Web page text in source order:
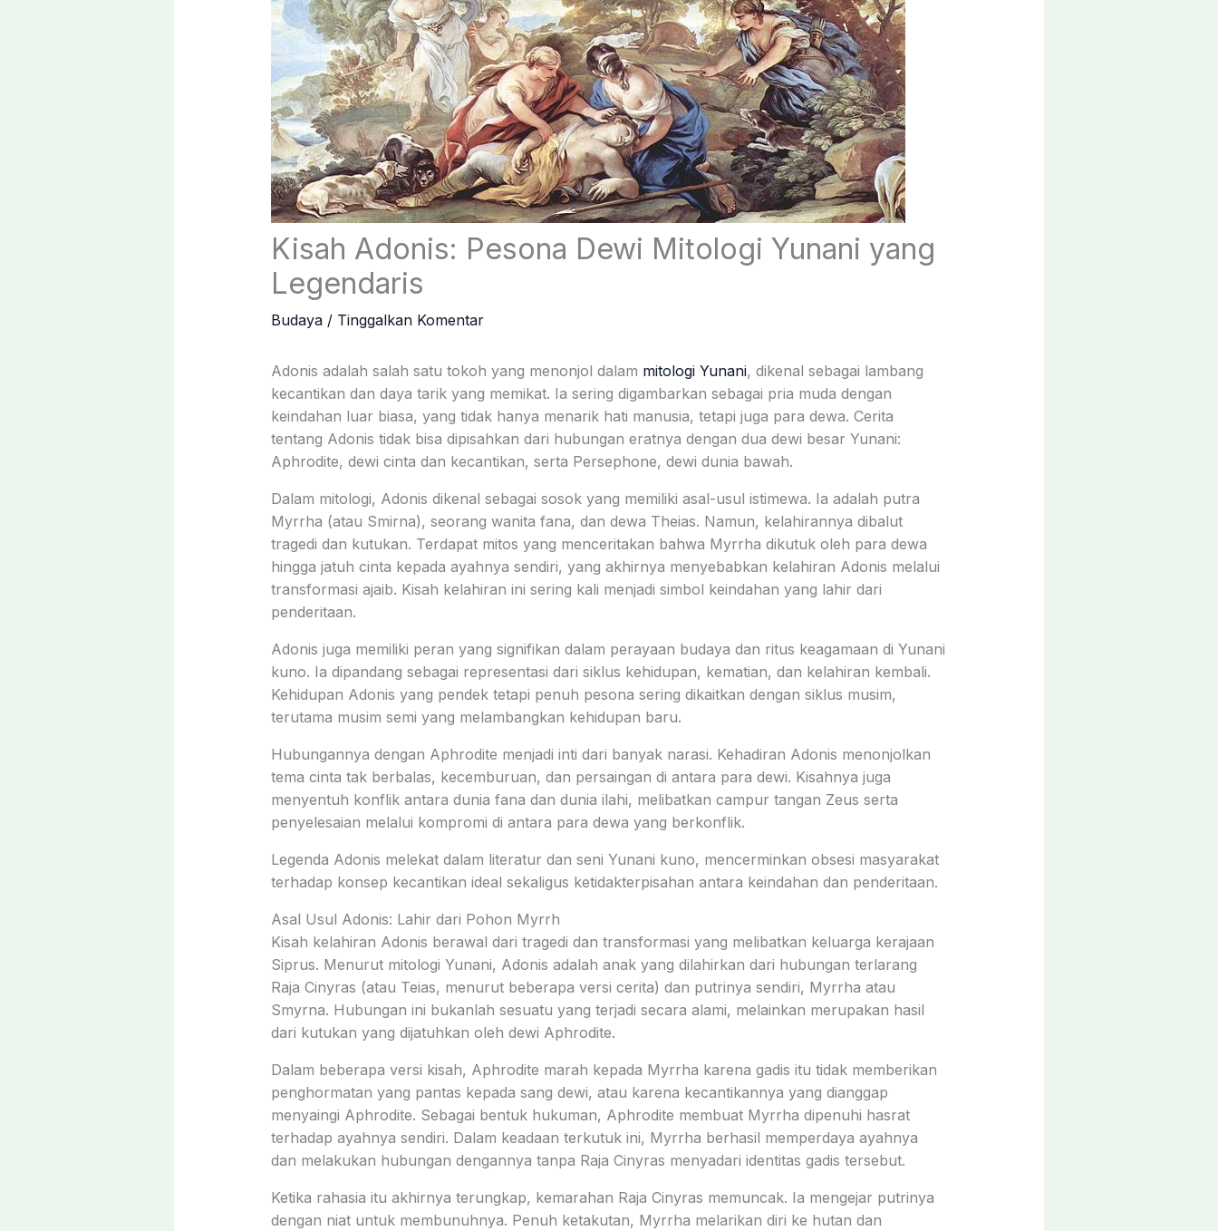
Kisah Adonis: Pesona Dewi Mitologi Yunani yang
Legendaris
Budaya/ Tinggalkan Komentar
Adonis adalah salah satu tokoh yang menonjol dalam mitologi Yunani, dikenal sebagai lambang
kecantikan dan daya tarik yang memikat. Ia sering digambarkan sebagai pria muda dengan
keindahan luar biasa, yang tidak hanya menarik hati manusia, tetapi juga para dewa. Cerita
tentang Adonis tidak bisa dipisahkan dari hubungan eratnya dengan dua dewi besar Yunani:
Aphrodite, dewi cinta dan kecantikan, serta Persephone, dewi dunia bawah.
Dalam mitologi, Adonis dikenal sebagai sosok yang memiliki asal-usul istimewa. Ia adalah putra
Myrrha (atau Smirna), seorang wanita fana, dan dewa Theias. Namun, kelahirannya dibalut
tragedi dan kutukan. Terdapat mitos yang menceritakan bahwa Myrrha dikutuk oleh para dewa
hingga jatuh cinta kepada ayahnya sendiri, yang akhirnya menyebabkan kelahiran Adonis melalui
transformasi ajaib. Kisah kelahiran ini sering kali menjadi simbol keindahan yang lahir dari
penderitaan.
Adonis juga memiliki peran yang signifikan dalam perayaan budaya dan ritus keagamaan di Yunani
kuno. Ia dipandang sebagai representasi dari siklus kehidupan, kematian, dan kelahiran kembali.
Kehidupan Adonis yang pendek tetapi penuh pesona sering dikaitkan dengan siklus musim,
terutama musim semi yang melambangkan kehidupan baru.
Hubungannya dengan Aphrodite menjadi inti dari banyak narasi. Kehadiran Adonis menonjolkan
tema cinta tak berbalas, kecemburuan, dan persaingan di antara para dewi. Kisahnya juga
menyentuh konflik antara dunia fana dan dunia ilahi, melibatkan campur tangan Zeus serta
penyelesaian melalui kompromi di antara para dewa yang berkonflik.
Legenda Adonis melekat dalam literatur dan seni Yunani kuno, mencerminkan obsesi masyarakat
terhadap konsep kecantikan ideal sekaligus ketidakterpisahan antara keindahan dan penderitaan.
Asal Usul Adonis: Lahir dari Pohon Myrrh
Kisah kelahiran Adonis berawal dari tragedi dan transformasi yang melibatkan keluarga kerajaan
Siprus. Menurut mitologi Yunani, Adonis adalah anak yang dilahirkan dari hubungan terlarang
Raja Cinyras (atau Teias, menurut beberapa versi cerita) dan putrinya sendiri, Myrrha atau
Smyrna. Hubungan ini bukanlah sesuatu yang terjadi secara alami, melainkan merupakan hasil
dari kutukan yang dijatuhkan oleh dewi Aphrodite.
Dalam beberapa versi kisah, Aphrodite marah kepada Myrrha karena gadis itu tidak memberikan
penghormatan yang pantas kepada sang dewi, atau karena kecantikannya yang dianggap
menyaingi Aphrodite. Sebagai bentuk hukuman, Aphrodite membuat Myrrha dipenuhi hasrat
terhadap ayahnya sendiri. Dalam keadaan terkutuk ini, Myrrha berhasil memperdaya ayahnya
dan melakukan hubungan dengannya tanpa Raja Cinyras menyadari identitas gadis tersebut.
Ketika rahasia itu akhirnya terungkap, kemarahan Raja Cinyras memuncak. Ia mengejar putrinya
dengan niat untuk membunuhnya. Penuh ketakutan, Myrrha melarikan diri ke hutan dan